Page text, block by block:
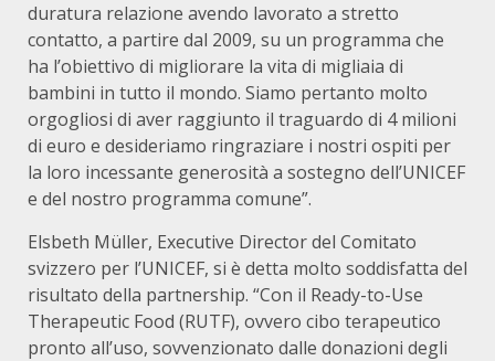
duratura relazione avendo lavorato a stretto
contatto, a partire dal 2009, su un programma che
ha l’obiettivo di migliorare la vita di migliaia di
bambini in tutto il mondo. Siamo pertanto molto
orgogliosi di aver raggiunto il traguardo di 4 milioni
di euro e desideriamo ringraziare i nostri ospiti per
la loro incessante generosità a sostegno dell’UNICEF
e del nostro programma comune”.
Elsbeth Müller, Executive Director del Comitato
svizzero per l’UNICEF, si è detta molto soddisfatta del
risultato della partnership. “Con il Ready-to-Use
Therapeutic Food (RUTF), ovvero cibo terapeutico
pronto all’uso, sovvenzionato dalle donazioni degli